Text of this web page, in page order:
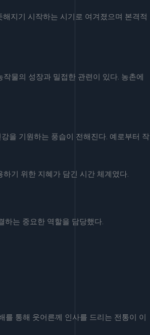
지기 시작하는 시기로 여겨졌으며 본격적
물의 성장과 밀접한 관련이 있다. 농촌에
을 기원하는 풍습이 전해진다. 예로부터 작
기 위한 지혜가 담긴 시간 체계였다.
하는 중요한 역할을 담당했다.
를 통해 웃어른께 인사를 드리는 전통이 이